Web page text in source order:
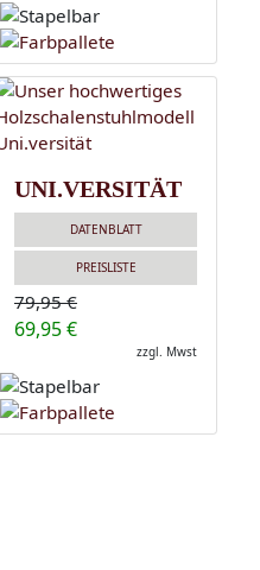
UNI.VERSITÄT
DATENBLATT
PREISLISTE
79,95 €
69,95 €
zzgl. Mwst